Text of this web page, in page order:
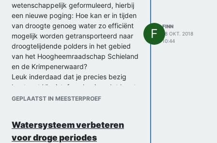
wetenschappelijk geformuleerd, hierbij
een nieuwe poging: Hoe kan er in tijden
van droogte genoeg water zo efficiënt
mogelijk worden getransporteerd naar
droogtelijdende polders in het gebied
van het Hoogheemraadschap Schieland
en de Krimpenerwaard?
Leuk inderdaad dat je precies bezig
bent met Vloeistofmechanica, dat komt
goed van pas aangezien in ons project
genoeg kennis te hebben om jouw
berekeningen voor te leggen en dan zijn
GEPLAATST IN MEESTERPROEF
F
FINN
18 OKT. 2018
10:44
Watersysteem verbeteren
voor droge periodes